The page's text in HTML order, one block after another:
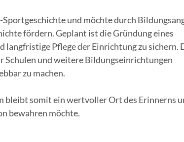
und möchte durch
fördern. Geplant ist die Gründung eines
Pflege der Einrichtung zu sichern.
und weitere Bildungseinrichtungen
zu machen.
bleibt somit ein wertvoller Ort des Erinnerns
bewahren möchte.